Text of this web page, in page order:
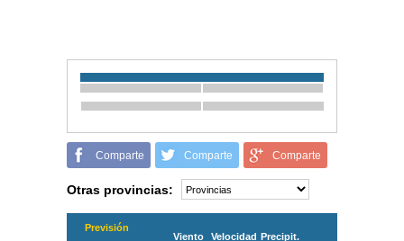
Comparte Comparte Comparte
Otras provincias:
Previsión
Viento Velocidad Precipit.